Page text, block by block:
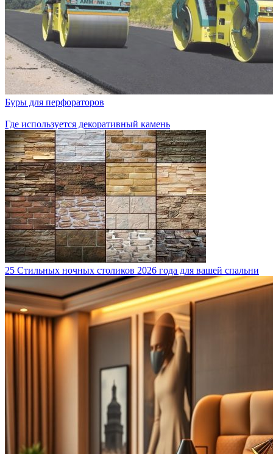
Буры для перфораторов
Где используется декоративный камень
25 Стильных ночных столиков 2026 года для вашей спальни